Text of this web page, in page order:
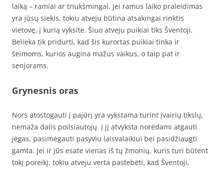
laiką – ramiai ar triukšmingai. Jei ramus laiko praleidimas
yra jūsų siekis, tokiu atveju būtina atsakingai rinktis
vietovę, į kurią vyksite. Šiuo atveju puikiai tiks Šventoji.
Belieka tik pridurti, kad šis kurortas puikiai tinka ir
šeimoms, kurios augina mažus vaikus, o taip pat ir
senjorams.
Grynesnis oras
Nors atostogauti į pajūrį yra vykstama turint įvairių tikslų,
nemaža dalis poilsiautojų į jį atvyksta norėdami atgauti
jėgas, pasimėgauti pasyviu laisvalaikiui bei pasidžiaugti
gamta. Jei ir jūs esate vienas iš tų žmonių, kuris turi būtent
tokį poreikį, tokiu atveju verta pastebėti, kad Šventoji,